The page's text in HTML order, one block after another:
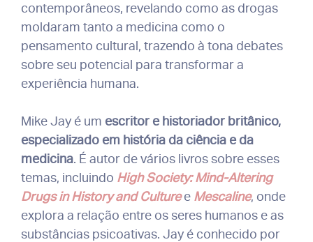
contemporâneos, revelando como as drogas
moldaram tanto a medicina como o
pensamento cultural, trazendo à tona debates
sobre seu potencial para transformar a
experiência humana.
Mike Jay é um escritor e historiador britânico,
especializado em história da ciência e da
medicina. É autor de vários livros sobre esses
temas, incluindo High Society: Mind-Altering
Drugs in History and Culturee Mescaline, onde
explora a relação entre os seres humanos e as
substâncias psicoativas. Jay é conhecido por